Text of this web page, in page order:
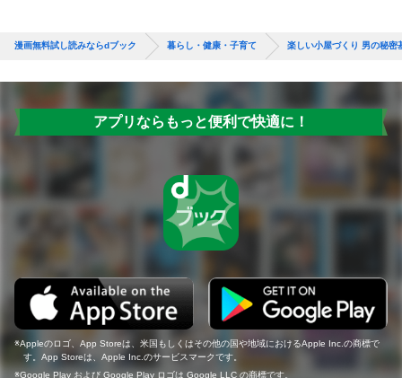
漫画無料試し読みならdブック 暮らし・健康・子育て 楽しい小屋づくり 男の秘密
アプリならもっと便利で快適に！
Appleのロゴ、App Storeは、米国もしくはその他の国や地域におけるApple Inc.の商標で
す。App Storeは、Apple Inc.のサービスマークです。
Google Play および Google Play ロゴは Google LLC の商標です。